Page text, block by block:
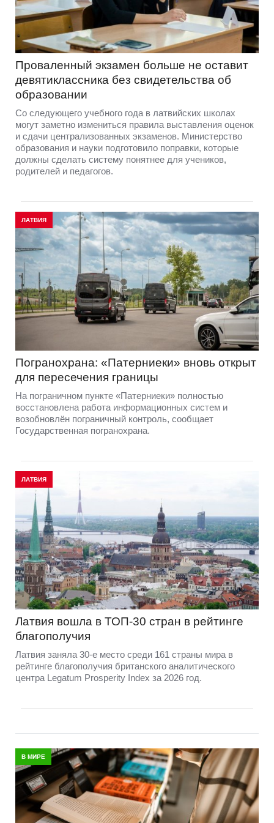
Проваленный экзамен больше не оставит
девятиклассника без свидетельства об
образовании
Со следующего учебного года в латвийских школах
могут заметно измениться правила выставления оценок
и сдачи централизованных экзаменов. Министерство
образования и науки подготовило поправки, которые
должны сделать систему понятнее для учеников,
родителей и педагогов.
ЛАТВИЯ
Погранохрана: «Патерниеки» вновь открыт
для пересечения границы
На пограничном пункте «Патерниеки» полностью
восстановлена работа информационных систем и
возобновлён пограничный контроль, сообщает
Государственная погранохрана.
ЛАТВИЯ
Латвия вошла в ТОП-30 стран в рейтинге
благополучия
Латвия заняла 30-е место среди 161 страны мира в
рейтинге благополучия британского аналитического
центра Legatum Prosperity Index за 2026 год.
В МИРЕ